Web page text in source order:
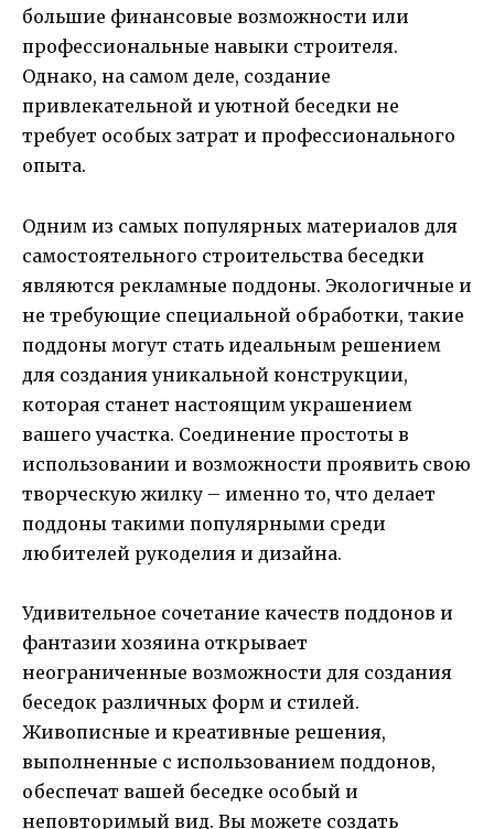
большие финансовые возможности или
профессиональные навыки строителя.
Однако, на самом деле, создание
привлекательной и уютной беседки не
требует особых затрат и профессионального
опыта.
Одним из самых популярных материалов для
самостоятельного строительства беседки
являются рекламные поддоны. Экологичные и
не требующие специальной обработки, такие
поддоны могут стать идеальным решением
для создания уникальной конструкции,
которая станет настоящим украшением
вашего участка. Соединение простоты в
использовании и возможности проявить свою
творческую жилку – именно то, что делает
поддоны такими популярными среди
любителей рукоделия и дизайна.
Удивительное сочетание качеств поддонов и
фантазии хозяина открывает
неограниченные возможности для создания
беседок различных форм и стилей.
Живописные и креативные решения,
выполненные с использованием поддонов,
обеспечат вашей беседке особый и
неповторимый вид. Вы можете создать